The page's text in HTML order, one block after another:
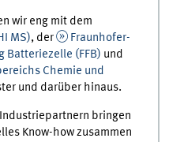
wir eng mit dem
MS), der
Fraunhofer-
Batteriezelle (FFB) und
Chemie und
und darüber hinaus.
bringen
Know-how zusammen